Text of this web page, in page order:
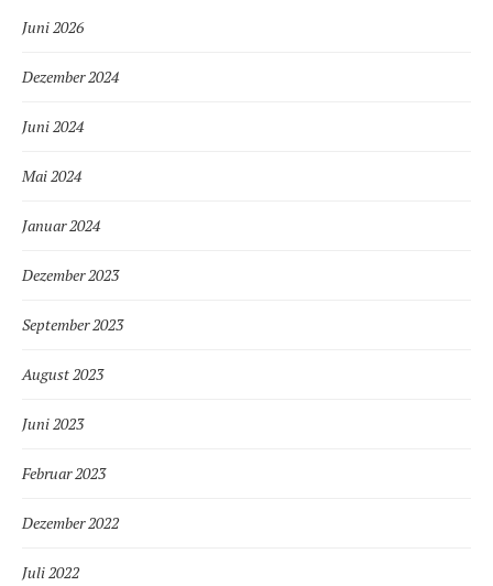
Juni 2026
Dezember 2024
Juni 2024
Mai 2024
Januar 2024
Dezember 2023
September 2023
August 2023
Juni 2023
Februar 2023
Dezember 2022
Juli 2022